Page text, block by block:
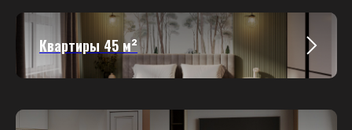
Квартиры 45 м²